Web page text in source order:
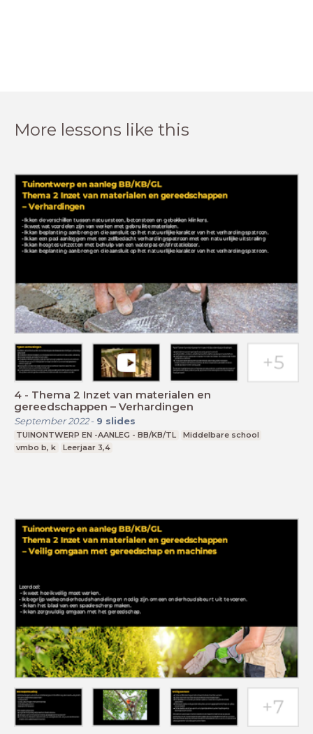
More lessons like this
4 - Thema 2 Inzet van materialen en
gereedschappen – Verhardingen
September 2022- 9 slides
TUINONTWERP EN -AANLEG - BB/KB/TL
Middelbare school
vmbo b, k
Leerjaar 3,4